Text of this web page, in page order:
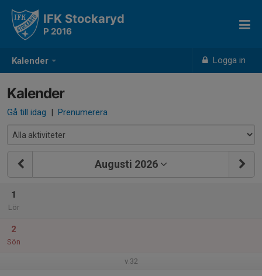
Kalender Logga in
IFK Stockaryd
P 2016
Kalender
Gå till idag | Prenumerera
Augusti 2026
1
Lör
2
Sön
v.32